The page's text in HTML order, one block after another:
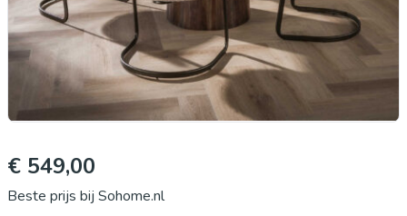
€ 549,00
Beste prijs bij Sohome.nl